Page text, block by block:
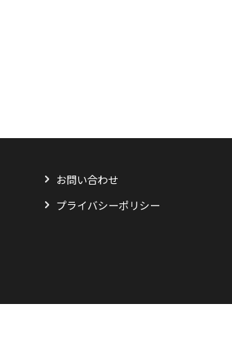
お問い合わせ
プライバシーポリシー